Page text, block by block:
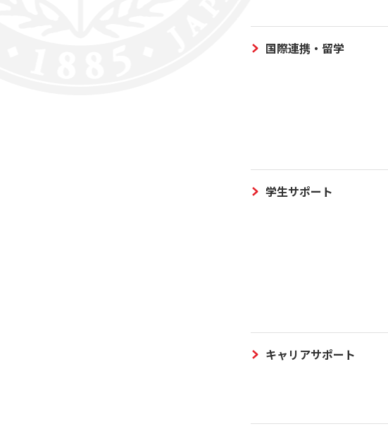
国際連携・留学
学生サポート
キャリアサポート